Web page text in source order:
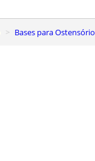
Bases para Ostensório